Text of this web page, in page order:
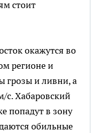
стоит
окажутся во
регионе и
грозы и ливни, а
с. Хабаровский
попадут в зону
обильные